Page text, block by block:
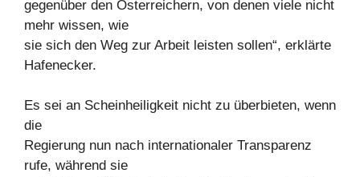
gegenüber den Österreichern, von denen viele nicht
mehr wissen, wie
sie sich den Weg zur Arbeit leisten sollen“, erklärte
Hafenecker.
Es sei an Scheinheiligkeit nicht zu überbieten, wenn
die
Regierung nun nach internationaler Transparenz
rufe, während sie